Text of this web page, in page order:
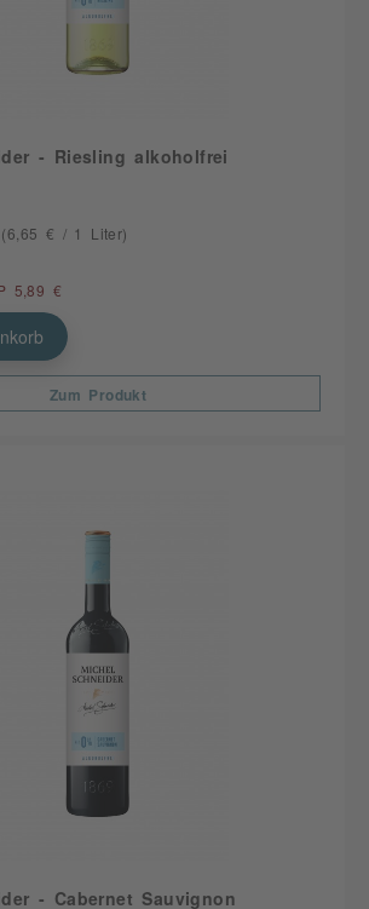
- Riesling alkoholfrei
(6,65 € / 1 Liter)
5,89 €
Zum Produkt
- Cabernet Sauvignon